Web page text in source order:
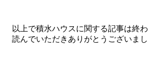
以上で積水ハウスに関する記事は終
読んでいただきありがとうございまし